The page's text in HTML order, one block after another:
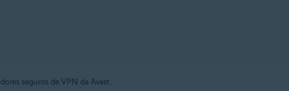
seguros de VPN da Avast.